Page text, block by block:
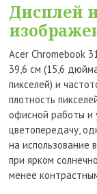
Дисплей
Acer Chromebook
39,6 см (15,6
пикселей) и
плотность
офисной работы и
цветопередачу,
на использование
при ярком
менее